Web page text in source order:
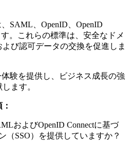
SAML、OpenID、OpenID
。これらの標準は、安全なドメ
び認可データの交換を促進しま
験を提供し、ビジネス成長の強
ます。
およびOpenID Connectに基づ
（SSO）を提供していますか？